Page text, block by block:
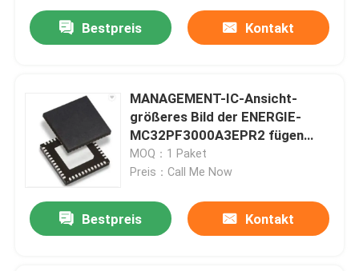
Bestpreis Kontakt
MANAGEMENT-IC-Ansicht-
größeres Bild der ENERGIE-
MC32PF3000A3EPR2 fügen
hinzu, um Anteil zu vergleichen
MOQ：1 Paket
Preis：Call Me Now
Bestpreis Kontakt